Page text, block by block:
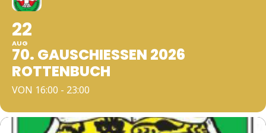
22
AUG
70. GAUSCHIESSEN 2026 R
OTTENBUCH
VON 16:00 - 23:00